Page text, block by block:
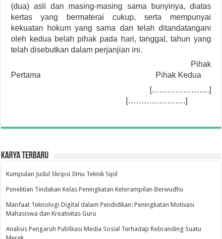
(dua) asli dan masing-masing sama bunyinya, diatas
kertas yang bermaterai cukup, serta mempunyai
kekuatan hokum yang sama dan telah ditandatangani
oleh kedua belah pihak pada hari, tanggal, tahun yang
telah disebutkan dalam perjanjian ini.
Pihak
Pertama Pihak Kedua
[………………….]
[………………….]
Karya Terbaru
Kumpulan Judul Skripsi Ilmu Teknik Sipil
Penelitian Tindakan Kelas Peningkatan Keterampilan Berwudhu
Manfaat Teknologi Digital dalam Pendidikan: Peningkatan Motivasi
Mahasiswa dan Kreativitas Guru
Analisis Pengaruh Publikasi Media Sosial Terhadap Rebranding Suatu